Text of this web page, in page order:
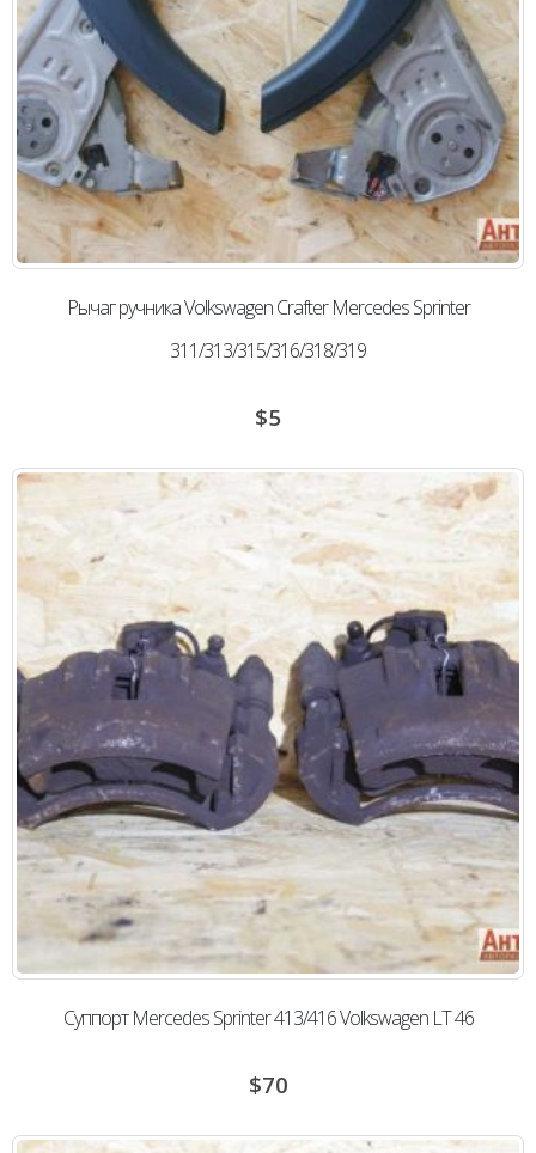
Рычаг ручника Volkswagen Сrafter Mercedes Sprinter
311/313/315/316/318/319
$5
Суппорт Mercedes Sprinter 413/416 Volkswagen LT 46
$70